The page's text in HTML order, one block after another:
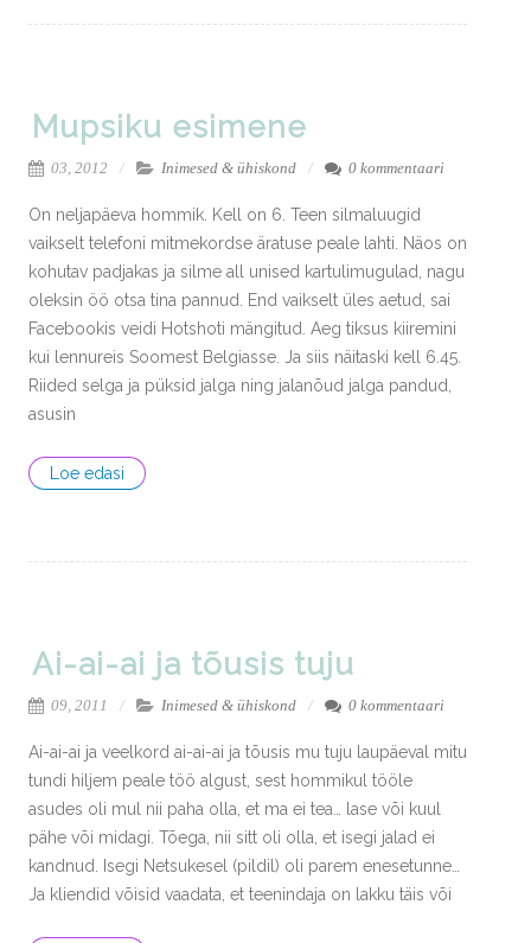
Mupsiku esimene
03, 2012 Inimesed & ühiskond 0 kommentaari
On neljapäeva hommik. Kell on 6. Teen silmaluugid
vaikselt telefoni mitmekordse äratuse peale lahti. Näos on
kohutav padjakas ja silme all unised kartulimugulad, nagu
oleksin öö otsa tina pannud. End vaikselt üles aetud, sai
Facebookis veidi Hotshoti mängitud. Aeg tiksus kiiremini
kui lennureis Soomest Belgiasse. Ja siis näitaski kell 6.45.
Riided selga ja püksid jalga ning jalanõud jalga pandud,
asusin
Loe edasi
Ai-ai-ai ja tõusis tuju
09, 2011 Inimesed & ühiskond 0 kommentaari
Ai-ai-ai ja veelkord ai-ai-ai ja tõusis mu tuju laupäeval mitu
tundi hiljem peale töö algust, sest hommikul tööle
asudes oli mul nii paha olla, et ma ei tea… lase või kuul
pähe või midagi. Tõega, nii sitt oli olla, et isegi jalad ei
kandnud. Isegi Netsukesel (pildil) oli parem enesetunne…
Ja kliendid võisid vaadata, et teenindaja on lakku täis või